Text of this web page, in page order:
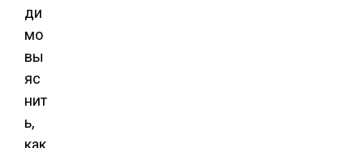
ди
мо
вы
яс
нит
ь,
как